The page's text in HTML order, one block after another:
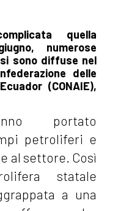
quella
numerose
sono diffuse nel
delle
(CONAIE),
portato
petroliferi e
al settore. Così
statale
a una